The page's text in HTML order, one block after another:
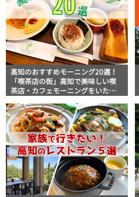
高知のおすすめモーニング20選！
「喫茶店の街」高知で美味しい喫
茶店・カフェモーニングをいただ